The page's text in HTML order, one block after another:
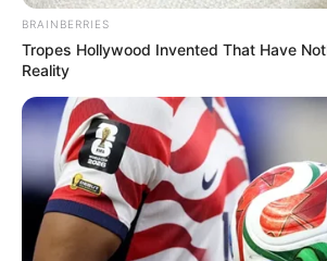
Posted
in
Friss hírek
Elfogták a taxist, aki
ütéssel földre küldött
Budapesten
bySzerző • December 7, 2025
BRAINBERRIES
Tropes Hollywood Invented That Have
Reality